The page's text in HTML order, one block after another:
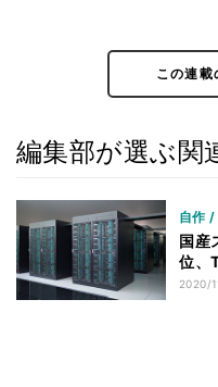
この連載
編集部が選ぶ関
自作 /
国産
位、
2020/